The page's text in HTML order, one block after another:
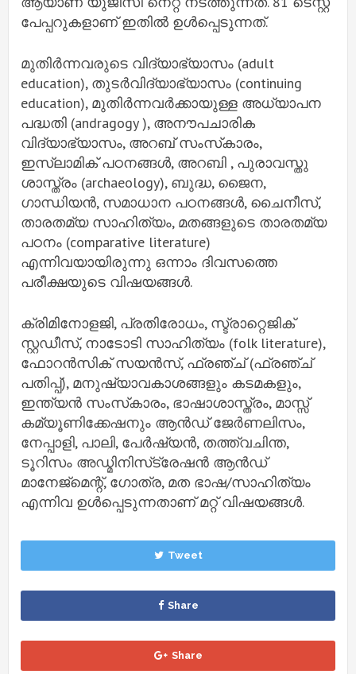
പേപ്പറുകളാണ് ഇതില്‍ ഉള്‍പ്പെടുന്നത്.
മുതിര്‍ന്നവരുടെ വിദ്യാഭ്യാസം (adult
education), തുടര്‍വിദ്യാഭ്യാസം (continuing
education), മുതിര്‍ന്നവര്‍ക്കായുള്ള അധ്യാപന
പദ്ധതി (andragogy ), അനൗപചാരിക
വിദ്യാഭ്യാസം, അറബ് സംസ്‌കാരം,
ഇസ്ലാമിക് പഠനങ്ങള്‍, അറബി , പുരാവസ്തു
ശാസ്ത്രം (archaeology), ബുദ്ധ, ജൈന,
ഗാന്ധിയന്‍, സമാധാന പഠനങ്ങള്‍, ചൈനീസ്,
താരതമ്യ സാഹിത്യം, മതങ്ങളുടെ താരതമ്യ
പഠനം (comparative literature)
എന്നിവയായിരുന്നു ഒന്നാം ദിവസത്തെ
പരീക്ഷയുടെ വിഷയങ്ങള്‍.
ക്രിമിനോളജി, പ്രതിരോധം, സ്ട്രാറ്റെജിക്
സ്റ്റഡീസ്, നാടോടി സാഹിത്യം (folk literature),
ഫോറന്‍സിക് സയന്‍സ്, ഫ്രഞ്ച് (ഫ്രഞ്ച്
പതിപ്പ്), മനുഷ്യാവകാശങ്ങളും കടമകളും,
ഇന്ത്യന്‍ സംസ്‌കാരം, ഭാഷാശാസ്ത്രം, മാസ്സ്
കമ്യൂണിക്കേഷനും ആൻഡ് ജേർണലിസം,
നേപ്പാളി, പാലി, പേര്‍ഷ്യന്‍, തത്ത്വചിന്ത,
ടൂറിസം അഡ്മിനിസ്‌ട്രേഷൻ ആൻഡ്
മാനേജ്‌മെന്റ്, ഗോത്ര, മത ഭാഷ/സാഹിത്യം
എന്നിവ ഉള്‍പ്പെടുന്നതാണ് മറ്റ് വിഷയങ്ങള്‍.
Tweet
Share
Share